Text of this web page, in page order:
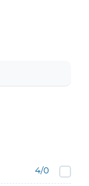
4/0